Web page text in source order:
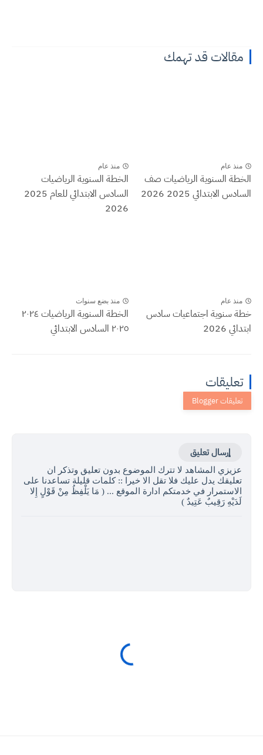
مقالات قد تهمك
منذ عام
الخطة السنوية الرياضيات صف
السادس الابتدائي 2025 2026
منذ عام
الخطة السنوية الرياضيات
السادس الابتدائي للعام 2025
2026
منذ عام
خطة سنوية اجتماعيات سادس
ابتدائي 2026
منذ بضع سنوات
الخطة السنوية الرياضيات ٢٠٢٤
٢٠٢٥ السادس الابتدائي
تعليقات
إرسال تعليق
عزيزي المشاهد لا تترك الموضوع بدون تعليق وتذكر ان
تعليقك يدل عليك فلا تقل الا خيرا :: كلمات قليلة تساعدنا على
الاستمرار في خدمتكم ادارة الموقع ... ( مَا يَلْفِظُ مِنْ قَوْلٍ إِلا
لَدَيْهِ رَقِيبٌ عَتِيدٌ )